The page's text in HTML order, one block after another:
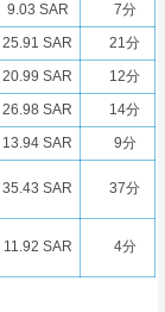
9.03 SAR
7分
25.91 SAR
21分
20.99 SAR
12分
26.98 SAR
14分
13.94 SAR
9分
35.43 SAR 37分
11.92 SAR 4分